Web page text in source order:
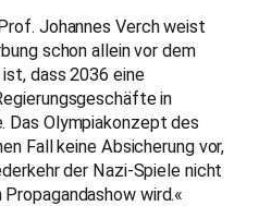
Johannes Verch weist
schon allein vor dem
dass 2036 eine
in
Das Olympiakonzept des
Fall keine Absicherung vor,
der Nazi-Spiele nicht
wird.«